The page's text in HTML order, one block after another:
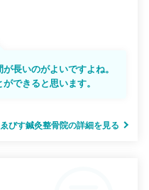
長いのがよいですよね。
できると思います。
ゑびす鍼灸整骨院の詳細を見る